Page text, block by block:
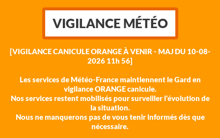
VIGILANCE MÉTÉO
[VIGILANCE CANICULE ORANGE À VENIR - MAJ DU 10-08-
2026 11h 56]
Les services de Météo-France maintiennent le Gard en
vigilance ORANGE canicule.
Nos services restent mobilisés pour surveiller l'évolution de
la situation.
Nous ne manquerons pas de vous tenir informés dès que
nécessaire.